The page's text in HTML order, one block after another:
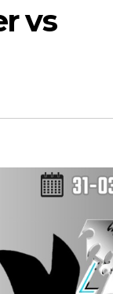
vs